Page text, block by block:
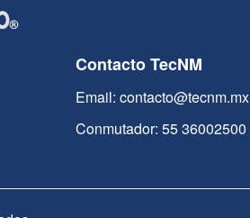
Contacto TecNM
Email: contacto@tecnm.mx
Conmutador: 55 36002500